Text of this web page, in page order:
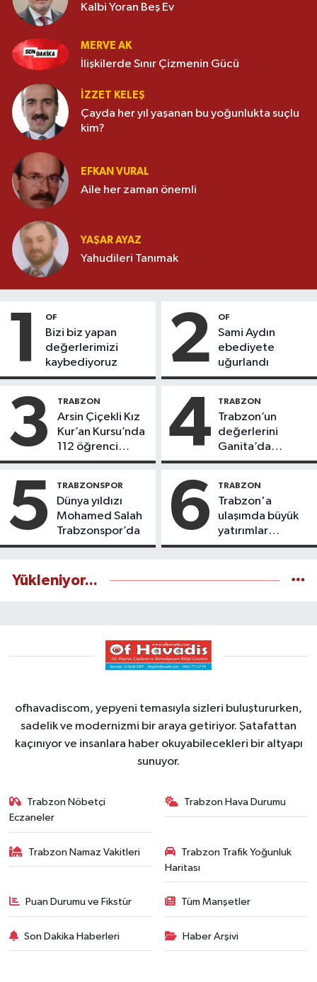
Kalbi Yoran Beş Ev
MERVE AK
İlişkilerde Sınır Çizmenin Gücü
İZZET KELEŞ
Çayda her yıl yaşanan bu yoğunlukta suçlu
kim?
EFKAN VURAL
Aile her zaman önemli
YAŞAR AYAZ
Yahudileri Tanımak
1 OF
Bizi biz yapan
değerlerimizi
kaybediyoruz
2 OF
Sami Aydın
ebediyete
uğurlandı
3 TRABZON
Arsin Çiçekli Kız
Kur’an Kursu’nda
112 öğrenci
icazet aldı
4 TRABZON
Trabzon’un
değerlerini
Ganita’da
yaşatıyoruz
5 TRABZONSPOR
Dünya yıldızı
Mohamed Salah
Trabzonspor’da
6 TRABZON
Trabzon'a
ulaşımda büyük
yatırımlar
yapılıyor
Yükleniyor...
ofhavadiscom, yepyeni temasıyla sizleri buluştururken,
sadelik ve modernizmi bir araya getiriyor. Şatafattan
kaçınıyor ve insanlara haber okuyabilecekleri bir altyapı
sunuyor.
Trabzon Nöbetçi
Eczaneler
Trabzon Hava Durumu
Trabzon Namaz Vakitleri
Trabzon Trafik Yoğunluk
Haritası
Puan Durumu ve Fikstür Tüm Manşetler
Son Dakika Haberleri Haber Arşivi